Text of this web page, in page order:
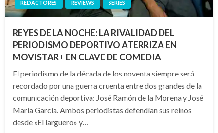
REDACTORES REVIEWS SERIES
REYES DE LA NOCHE: LA RIVALIDAD DEL
PERIODISMO DEPORTIVO ATERRIZA EN
MOVISTAR+ EN CLAVE DE COMEDIA
El periodismo de la década de los noventa siempre será
recordado por una guerra cruenta entre dos grandes de la
comunicación deportiva: José Ramón de la Morena y José
María García. Ambos periodistas defendían sus reinos
desde «El larguero» y…